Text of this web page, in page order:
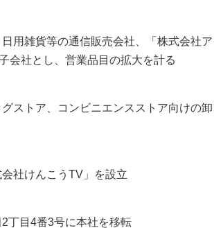
用雑貨等の通信販売会社、「株式会社ア
会社とし、営業品目の拡大を計る
ストア、コンビニエンスストア向けの卸
社けんこうTV」を設立
丁目4番3号に本社を移転